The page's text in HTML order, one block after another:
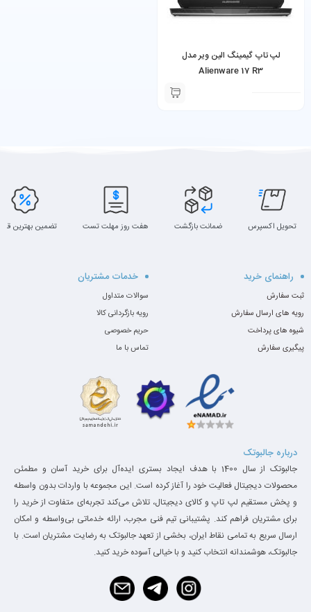
لپ تاپ گیمینگ الین ویر مدل
Alienware 17 R3
تحویل اکسپرس ضمانت بازگشت هفت روز مهلت تست تضمین بهترین
راهنمای خرید
ثبت سفارش
رویه های ارسال سفارش
شیوه های پرداخت
پیگیری سفارش
خدمات مشتریان
سوالات متداول
رویه بازگردانی کالا
حریم خصوصی
تماس با ما
درباره جالبوتک
جالبوتک از سال 1400 با هدف ایجاد بستری ایده‌آل برای خرید آسان و مطمئن
محصولات دیجیتال فعالیت خود را آغاز کرده است. این مجموعه با واردات بدون واسطه
و پخش مستقیم لپ تاپ و کالای دیجیتال، تلاش می‌کند تجربه‌ای متفاوت از خرید را
برای مشتریان فراهم کند. پشتیبانی تیم فنی مجرب، ارائه خدماتی بی‌واسطه و امکان
ارسال سریع به تمامی نقاط ایران، بخشی از تعهد جالبوتک به رضایت مشتریان است. با
جالبوتک، هوشمندانه انتخاب کنید و با خیالی آسوده خرید کنید.